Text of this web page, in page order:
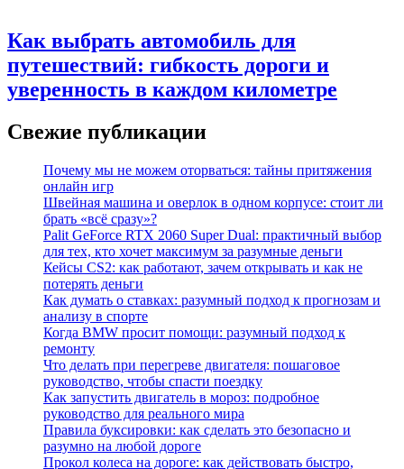
Как выбрать автомобиль для
путешествий: гибкость дороги и
уверенность в каждом километре
Свежие публикации
Почему мы не можем оторваться: тайны притяжения
онлайн игр
Швейная машина и оверлок в одном корпусе: стоит ли
брать «всё сразу»?
Palit GeForce RTX 2060 Super Dual: практичный выбор
для тех, кто хочет максимум за разумные деньги
Кейсы CS2: как работают, зачем открывать и как не
потерять деньги
Как думать о ставках: разумный подход к прогнозам и
анализу в спорте
Когда BMW просит помощи: разумный подход к
ремонту
Что делать при перегреве двигателя: пошаговое
руководство, чтобы спасти поездку
Как запустить двигатель в мороз: подробное
руководство для реального мира
Правила буксировки: как сделать это безопасно и
разумно на любой дороге
Прокол колеса на дороге: как действовать быстро,